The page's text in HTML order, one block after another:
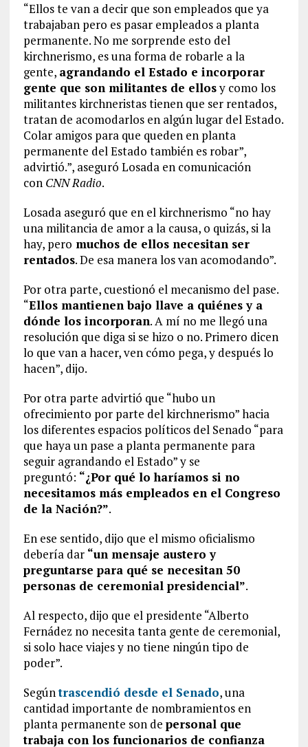
“Ellos te van a decir que son empleados que ya
trabajaban pero es pasar empleados a planta
permanente. No me sorprende esto del
kirchnerismo, es una forma de robarle a la
gente, agrandando el Estado e incorporar
gente que son militantes de ellosy como los
militantes kirchneristas tienen que ser rentados,
tratan de acomodarlos en algún lugar del Estado.
Colar amigos para que queden en planta
permanente del Estado también es robar”,
advirtió.”, aseguró Losada en comunicación
con CNN Radio.
Losada aseguró que en el kirchnerismo “no hay
una militancia de amor a la causa, o quizás, si la
hay, pero muchos de ellos necesitan ser
rentados. De esa manera los van acomodando”.
Por otra parte, cuestionó el mecanismo del pase.
“Ellos mantienen bajo llave a quiénes y a
dónde los incorporan. A mí no me llegó una
resolución que diga si se hizo o no. Primero dicen
lo que van a hacer, ven cómo pega, y después lo
hacen”, dijo.
Por otra parte advirtió que “hubo un
ofrecimiento por parte del kirchnerismo” hacia
los diferentes espacios políticos del Senado “para
que haya un pase a planta permanente para
seguir agrandando el Estado” y se
preguntó: “¿Por qué lo haríamos si no
necesitamos más empleados en el Congreso
de la Nación?”.
En ese sentido, dijo que el mismo oficialismo
debería dar “un mensaje austero y
preguntarse para qué se necesitan 50
personas de ceremonial presidencial”.
Al respecto, dijo que el presidente “Alberto
Fernádez no necesita tanta gente de ceremonial,
si solo hace viajes y no tiene ningún tipo de
poder”.
Segúntrascendió desde el Senado, una
cantidad importante de nombramientos en
planta permanente son de personal que
trabaja con los funcionarios de confianza